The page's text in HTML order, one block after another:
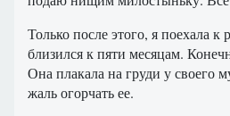
Только после этого, я поехала
близился к пяти месяцам.
Она плакала на груди у своего
жаль огорчать ее.